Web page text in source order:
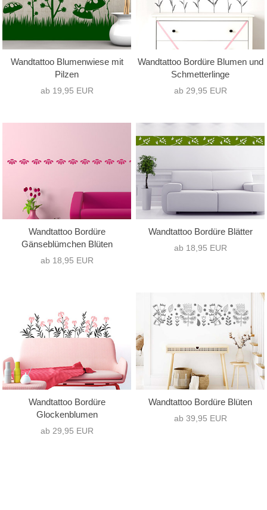
Wandtattoo Blumenwiese mit
Pilzen
ab 19,95 EUR
Wandtattoo Bordüre Blumen und
Schmetterlinge
ab 29,95 EUR
Wandtattoo Bordüre
Gänseblümchen Blüten
ab 18,95 EUR
Wandtattoo Bordüre Blätter
ab 18,95 EUR
Wandtattoo Bordüre
Glockenblumen
ab 29,95 EUR
Wandtattoo Bordüre Blüten
ab 39,95 EUR